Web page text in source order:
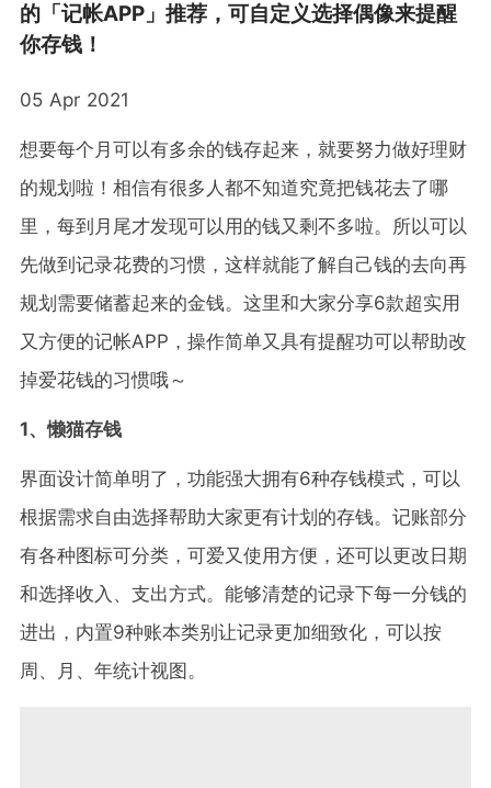
的「记帐APP」推荐，可自定义选择偶像来提醒
你存钱！
05 Apr 2021
想要每个月可以有多余的钱存起来，就要努力做好理财
的规划啦！相信有很多人都不知道究竟把钱花去了哪
里，每到月尾才发现可以用的钱又剩不多啦。所以可以
先做到记录花费的习惯，这样就能了解自己钱的去向再
规划需要储蓄起来的金钱。这里和大家分享6款超实用
又方便的记帐APP，操作简单又具有提醒功可以帮助改
掉爱花钱的习惯哦～
1、懒猫存钱
界面设计简单明了，功能强大拥有6种存钱模式，可以
根据需求自由选择帮助大家更有计划的存钱。记账部分
有各种图标可分类，可爱又使用方便，还可以更改日期
和选择收入、支出方式。能够清楚的记录下每一分钱的
进出，内置9种账本类别让记录更加细致化，可以按
周、月、年统计视图。